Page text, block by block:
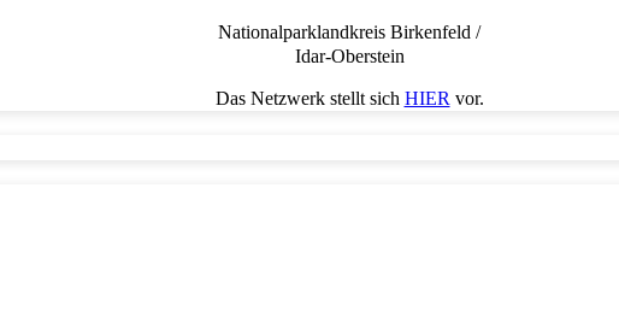
Nationalparklandkreis Birkenfeld /
Idar-Oberstein
Das Netzwerk stellt sich HIERvor.